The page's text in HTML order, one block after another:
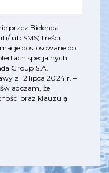
przez Bielenda
i/lub SMS) treści
dostosowane do
specjalnych
Group S.A.
z 12 lipca 2024 r. –
że
oraz klauzulą